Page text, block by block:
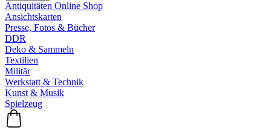
Antiquitäten Online Shop
Ansichtskarten
Presse, Fotos & Bücher
DDR
Deko & Sammeln
Textilien
Militär
Werkstatt & Technik
Kunst & Musik
Spielzeug